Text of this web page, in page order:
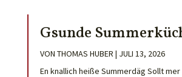
Gsunde
VON THOMAS HUBER | JULI 13, 2026
En knallich heiße Summerdäg Sollt